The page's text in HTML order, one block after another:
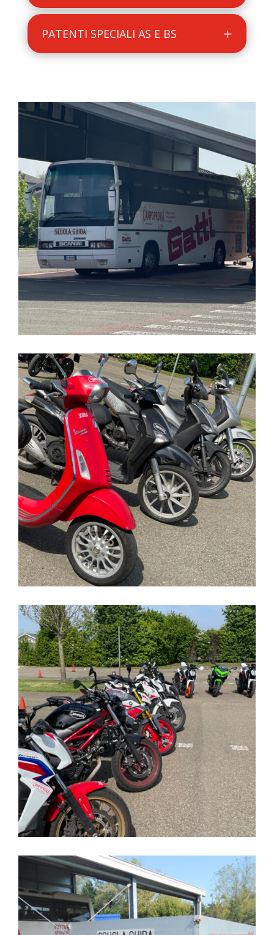
PATENTI SPECIALI AS E BS